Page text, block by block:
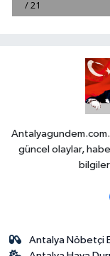
güncel olaylar,
Antalya Nöbetçi